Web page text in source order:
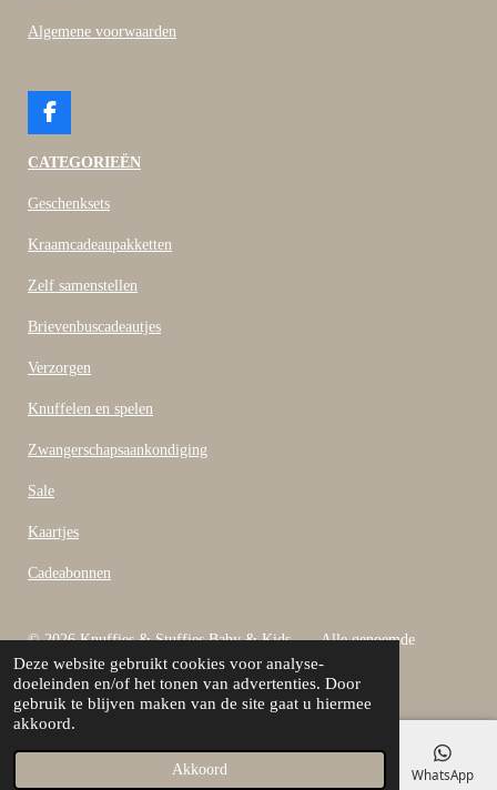
Deze website gebruikt cookies voor analyse-
doeleinden en/of het tonen van advertenties. Door
gebruik te blijven maken van de site gaat u hiermee
akkoord.
Akkoord
Algemene voorwaarden
F
c
b
o
CATEGORIEËN
Geschenksets
Kraamcadeaupakketten
Zelf samenstellen
Brievenbuscadeautjes
Verzorgen
Knuffelen en spelen
Zwangerschapsaankondiging
Sale
Kaartjes
Cadeabonnen
© 2026 Knuffies & Stuffies Baby & Kids Alle genoemde
bedragen zijn inclusief B.T.W
Powered by JouwWeb
Telefoonnummer WhatsApp